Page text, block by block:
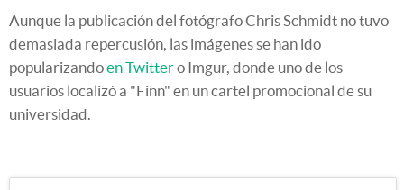
Aunque la publicación del fotógrafo Chris Schmidt no tuvo
demasiada repercusión, las imágenes se han ido
popularizandoen Twittero Imgur, donde uno de los
usuarios localizó a "Finn" en un cartel promocional de su
universidad.